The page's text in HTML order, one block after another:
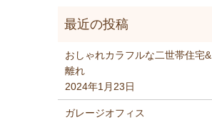
おしゃれカラフルな二世帯住宅&
離れ
2024年1月23日
ガレージオフィス